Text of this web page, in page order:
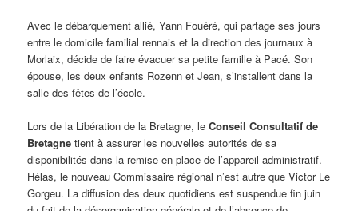
Avec le débarquement allié, Yann Fouéré, qui partage ses jours
entre le domicile familial rennais et la direction des journaux à
Morlaix, décide de faire évacuer sa petite famille à Pacé. Son
épouse, les deux enfants Rozenn et Jean, s’installent dans la
salle des fêtes de l’école.
Lors de la Libération de la Bretagne, le Conseil Consultatif de
Bretagne tient à assurer les nouvelles autorités de sa
disponibilités dans la remise en place de l’appareil administratif.
Hélas, le nouveau Commissaire régional n’est autre que Victor Le
Gorgeu. La diffusion des deux quotidiens est suspendue fin juin